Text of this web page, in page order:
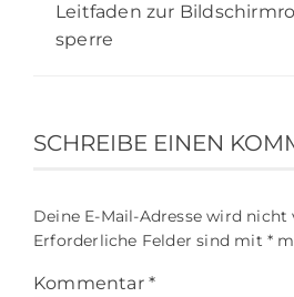
Leitfaden zur
sperre
SCHREIBE EINEN
Deine E-Mail-Adresse wird
Erforderliche Felder sind mit *
Kommentar *